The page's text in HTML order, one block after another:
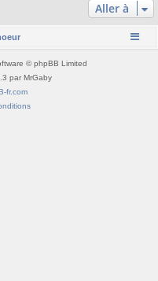
Aller à
© phpBB Limited
par MrGaby
fr.com